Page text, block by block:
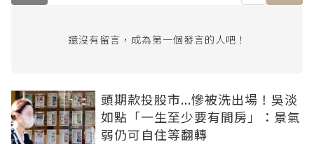
還沒有留言，成為第一個發言的人吧！
頭期款投股市...慘被洗出場！吳淡
如點「一生至少要有間房」：景氣
弱仍可自住等翻轉